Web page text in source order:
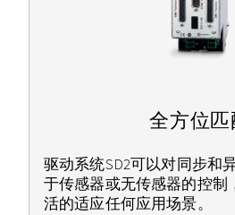
全方位匹
驱动系统SD2可以对同步和
于传感器或无传感器的控制
活的适应任何应用场景。